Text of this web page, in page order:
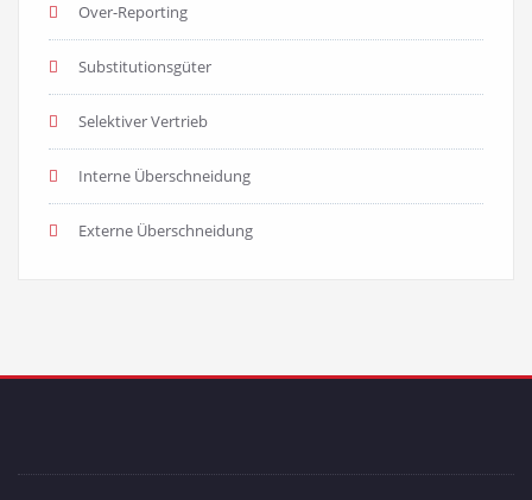
Over-Reporting
Substitutionsgüter
Selektiver Vertrieb
Interne Überschneidung
Externe Überschneidung